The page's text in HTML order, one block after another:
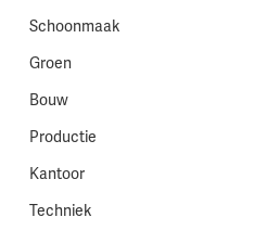
Schoonmaak
Groen
Bouw
Productie
Kantoor
Techniek